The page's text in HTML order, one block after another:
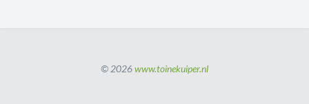
© 2026www.toinekuiper.nl